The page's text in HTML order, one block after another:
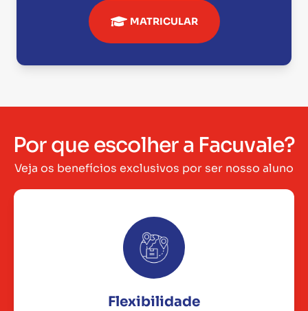
MATRICULAR
Por que escolher a Facuvale?
Veja os benefícios exclusivos por ser nosso aluno
Flexibilidade